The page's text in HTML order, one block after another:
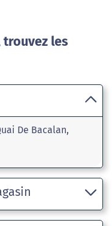
trouvez les
De Bacalan,